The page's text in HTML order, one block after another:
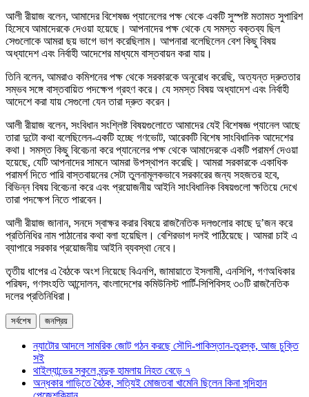
আলী রীয়াজ বলেন, আমাদের বিশেষজ্ঞ প্যানেলের পক্ষ থেকে একটি সুস্পষ্ট মতামত সুপারিশ
হিসেবে আমাদেরকে দেওয়া হয়েছে। আপনাদের পক্ষ থেকে যে সমস্ত বক্তব্য ছিল
সেগুলোকে আমরা ছয় ভাগে ভাগ করেছিলাম। আপনারা বলেছিলেন বেশ কিছু বিষয়
অধ্যাদেশ এবং নির্বাহী আদেশের মাধ্যমে বাস্তবায়ন করা যায়।
তিনি বলেন, আমরাও কমিশনের পক্ষ থেকে সরকারকে অনুরোধ করেছি, অত্যন্ত দ্রুততার
সম্ভব সঙ্গে বাস্তবায়িত পদক্ষেপ গ্রহণ করে। যে সমস্ত বিষয় অধ্যাদেশ এবং নির্বাহী
আদেশে করা যায় সেগুলো যেন তারা দ্রুত করেন।
আলী রীয়াজ বলেন, সংবিধান সংশ্লিষ্ট বিষয়গুলোতে আমাদের যেই বিশেষজ্ঞ প্যানেল আছে
তারা দুটো কথা বলেছিলেন-একটি হচ্ছে গণভোট, আরেকটি বিশেষ সাংবিধানিক আদেশের
কথা। সমস্ত কিছু বিবেচনা করে প্যানেলের পক্ষ থেকে আমাদেরকে একটি পরামর্শ দেওয়া
হয়েছে, যেটি আপনাদের সামনে আমরা উপস্থাপন করেছি। আমরা সরকারকে একাধিক
পরামর্শ দিতে পারি বাস্তবায়নের সেটা তুলনামূলকভাবে সরকারের জন্য সহজতর হবে,
বিভিন্ন বিষয় বিবেচনা করে এবং প্রয়োজনীয় আইনি সাংবিধানিক বিষয়গুলো ক্ষতিয়ে দেখে
তারা পদক্ষেপ নিতে পারবেন।
আলী রীয়াজ জানান, সনদে স্বাক্ষর করার বিষয়ে রাজনৈতিক দলগুলোর কাছে দু’জন করে
প্রতিনিধির নাম পাঠানোর কথা বলা হয়েছিল। বেশিরভাগ দলই পাঠিয়েছে। আমরা চাই এ
ব্যাপারে সরকার প্রয়োজনীয় আইনি ব্যবস্থা নেবে।
তৃতীয় ধাপের এ বৈঠকে অংশ নিয়েছে বিএনপি, জামায়াতে ইসলামী, এনসিপি, গণঅধিকার
পরিষদ, গণসংহতি আন্দোলন, বাংলাদেশের কমিউনিস্ট পার্টি-সিপিবিসহ ৩০টি রাজনৈতিক
দলের প্রতিনিধিরা।
সর্বশেষ জনপ্রিয়
ন্যাটোর আদলে সামরিক জোট গঠন করছে সৌদি-পাকিস্তান-তুরস্ক, আজ চুক্তি
সই
থাইল্যান্ডের স্কুলে বন্দুক হামলায় নিহত বেড়ে ৭
অন্ধকার গাড়িতে বৈঠক, সত্যিই মোজতবা খামেনি ছিলেন কিনা সন্দিহান